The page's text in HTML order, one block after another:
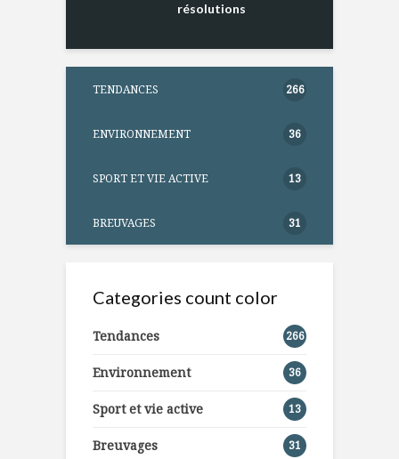
résolutions
TENDANCES 266
ENVIRONNEMENT 36
SPORT ET VIE ACTIVE 13
BREUVAGES 31
Categories count color
Tendances 266
Environnement 36
Sport et vie active 13
Breuvages 31